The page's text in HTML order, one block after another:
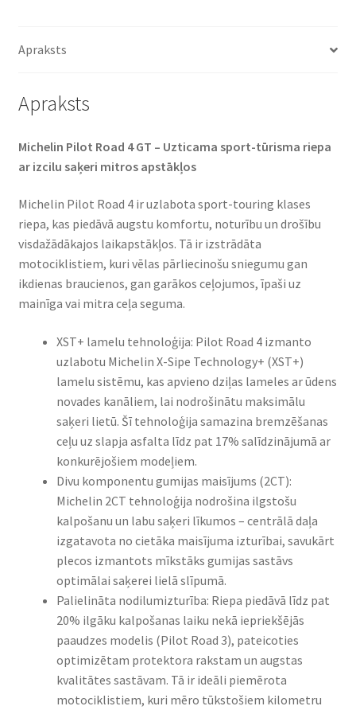
(aizmugurējā)
Apraksts
Apraksts
Michelin Pilot Road 4 GT – Uzticama sport-tūrisma riepa
ar izcilu saķeri mitros apstākļos
Michelin Pilot Road 4 ir uzlabota sport-touring klases
riepa, kas piedāvā augstu komfortu, noturību un drošību
visdažādākajos laikapstākļos. Tā ir izstrādāta
motociklistiem, kuri vēlas pārliecinošu sniegumu gan
ikdienas braucienos, gan garākos ceļojumos, īpaši uz
mainīga vai mitra ceļa seguma.
XST+ lamelu tehnoloģija: Pilot Road 4 izmanto
uzlabotu Michelin X-Sipe Technology+ (XST+)
lamelu sistēmu, kas apvieno dziļas lameles ar ūdens
novades kanāliem, lai nodrošinātu maksimālu
saķeri lietū. Šī tehnoloģija samazina bremzēšanas
ceļu uz slapja asfalta līdz pat 17% salīdzinājumā ar
konkurējošiem modeļiem.
Divu komponentu gumijas maisījums (2CT):
Michelin 2CT tehnoloģija nodrošina ilgstošu
kalpošanu un labu saķeri līkumos – centrālā daļa
izgatavota no cietāka maisījuma izturībai, savukārt
plecos izmantots mīkstāks gumijas sastāvs
optimālai saķerei lielā slīpumā.
Palielināta nodilumizturība: Riepa piedāvā līdz pat
20% ilgāku kalpošanas laiku nekā iepriekšējās
paaudzes modelis (Pilot Road 3), pateicoties
optimizētam protektora rakstam un augstas
kvalitātes sastāvam. Tā ir ideāli piemērota
motociklistiem, kuri mēro tūkstošiem kilometru